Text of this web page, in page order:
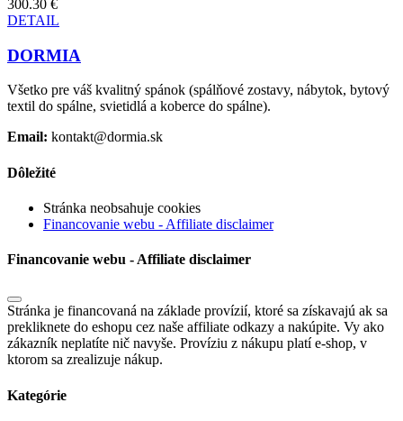
300.30 €
DETAIL
DORMIA
Všetko pre váš kvalitný spánok (spálňové zostavy, nábytok, bytový
textil do spálne, svietidlá a koberce do spálne).
Email: kontakt@dormia.sk
Dôležité
Stránka neobsahuje cookies
Financovanie webu - Affiliate disclaimer
Financovanie webu - Affiliate disclaimer
Stránka je financovaná na základe provízií, ktoré sa získavajú ak sa
prekliknete do eshopu cez naše affiliate odkazy a nakúpite. Vy ako
zákazník neplatíte nič navyše. Províziu z nákupu platí e-shop, v
ktorom sa zrealizuje nákup.
Kategórie